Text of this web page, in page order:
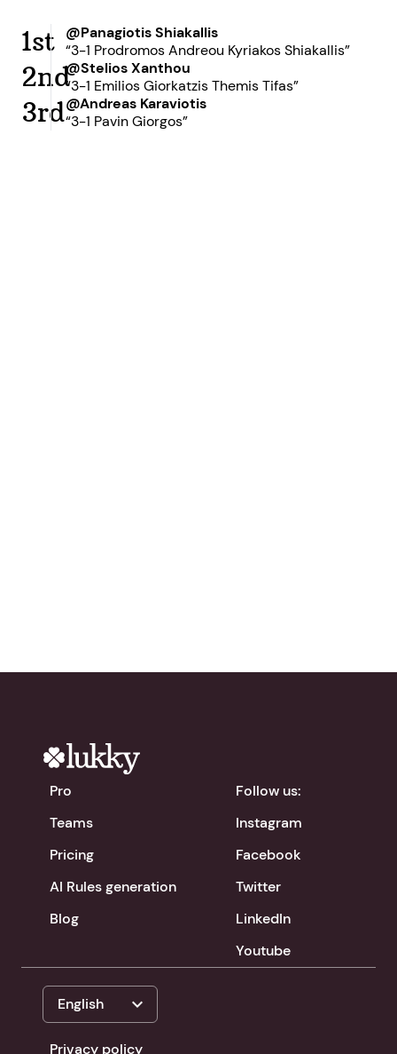
1st
@Panagiotis Shiakallis
“3-1 Prodromos Andreou Kyriakos Shiakallis”
2nd@Stelios Xanthou
“3-1 Emilios Giorkatzis Themis Tifas”
3rd@Andreas Karaviotis
“3-1 Pavin Giorgos”
Pro
Teams
Pricing
AI Rules generation
Blog
Follow us:
Instagram
Facebook
Twitter
LinkedIn
Youtube
English expand_more
Privacy policy